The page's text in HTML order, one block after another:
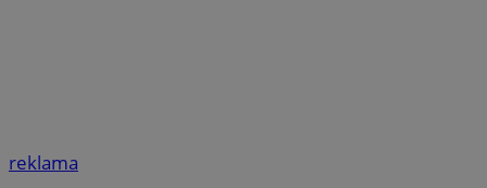
reklama